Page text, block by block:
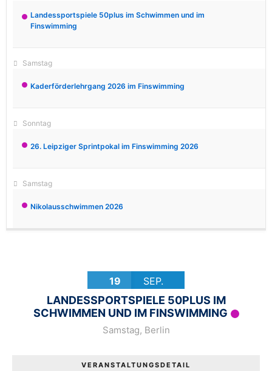
Landessportspiele 50plus im Schwimmen und im
Finswimming
Samstag
Kaderförderlehrgang 2026 im Finswimming
Sonntag
26. Leipziger Sprintpokal im Finswimming 2026
Samstag
Nikolausschwimmen 2026
19 SEP.
LANDESSPORTSPIELE 50PLUS IM
SCHWIMMEN UND IM FINSWIMMING
Samstag, Berlin
VERANSTALTUNGSDETAIL